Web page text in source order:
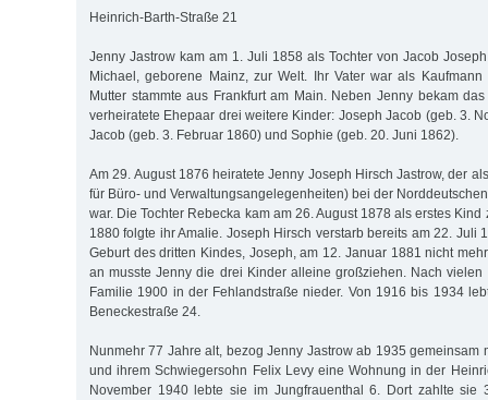
Heinrich-Barth-Straße 21
Jenny Jastrow kam am 1. Juli 1858 als Tochter von Jacob
Michael, geborene Mainz, zur Welt. Ihr Vater war als
Mutter stammte aus Frankfurt am Main. Neben Jenny bekam
verheiratete Ehepaar drei weitere Kinder: Joseph Jacob (geb. 3.
Jacob (geb. 3. Februar 1860) und Sophie (geb. 20. Juni 1862).
Am 29. August 1876 heiratete Jenny Joseph Hirsch Jastrow, der
für Büro- und Verwaltungsangelegenheiten) bei der
war. Die Tochter Rebecka kam am 26. August 1878 als erstes Kind
1880 folgte ihr Amalie. Joseph Hirsch verstarb bereits am 22. Juli
Geburt des dritten Kindes, Joseph, am 12. Januar 1881 nicht
an musste Jenny die drei Kinder alleine großziehen. Nach
Familie 1900 in der Fehlandstraße nieder. Von 1916 bis 1934
Beneckestraße 24.
Nunmehr 77 Jahre alt, bezog Jenny Jastrow ab 1935 gemeinsam
und ihrem Schwiegersohn Felix Levy eine Wohnung in der
November 1940 lebte sie im Jungfrauenthal 6. Dort zahlte sie